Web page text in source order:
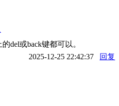
del或back键都可以。
2025-12-25 22:42:37
回复